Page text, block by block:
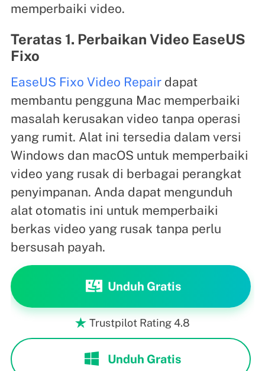
memperbaiki video.
Teratas 1. Perbaikan Video EaseUS
Fixo
EaseUS Fixo Video Repairdapat
membantu pengguna Mac memperbaiki
masalah kerusakan video tanpa operasi
yang rumit. Alat ini tersedia dalam versi
Windows dan macOS untuk memperbaiki
video yang rusak di berbagai perangkat
penyimpanan. Anda dapat mengunduh
alat otomatis ini untuk memperbaiki
berkas video yang rusak tanpa perlu
bersusah payah.
Unduh Gratis
 Trustpilot Rating 4.8
Unduh Gratis